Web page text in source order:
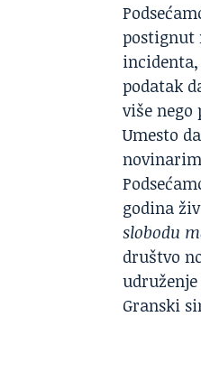
postignut
podatak
više nego
Umesto
godina
slobodu
društvo
Granski